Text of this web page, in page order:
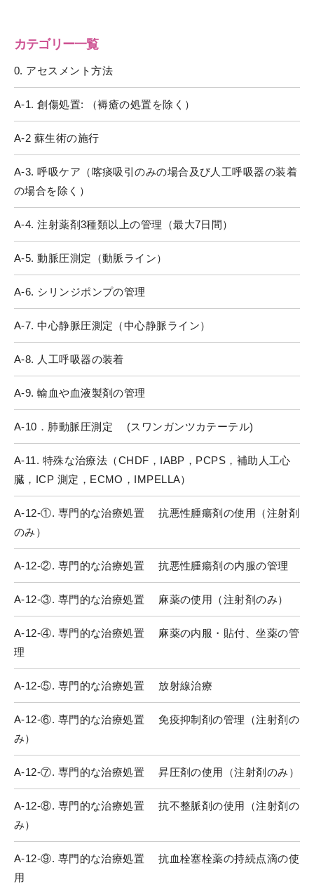
カテゴリー一覧
0. アセスメント方法
A-1. 創傷処置: （褥瘡の処置を除く）
A-2 蘇生術の施行
A-3. 呼吸ケア（喀痰吸引のみの場合及び人工呼吸器の装着
の場合を除く）
A-4. 注射薬剤3種類以上の管理（最大7日間）
A-5. 動脈圧測定（動脈ライン）
A-6. シリンジポンプの管理
A-7. 中心静脈圧測定（中心静脈ライン）
A-8. 人工呼吸器の装着
A-9. 輸血や血液製剤の管理
A-10．肺動脈圧測定 (スワンガンツカテーテル)
A-11. 特殊な治療法（CHDF，IABP，PCPS，補助人工心
臓，ICP 測定，ECMO，IMPELLA）
A-12-①. 専門的な治療処置 抗悪性腫瘍剤の使用（注射剤
のみ）
A-12-②. 専門的な治療処置 抗悪性腫瘍剤の内服の管理
A-12-③. 専門的な治療処置 麻薬の使用（注射剤のみ）
A-12-④. 専門的な治療処置 麻薬の内服・貼付、坐薬の管
理
A-12-⑤. 専門的な治療処置 放射線治療
A-12-⑥. 専門的な治療処置 免疫抑制剤の管理（注射剤の
み）
A-12-⑦. 専門的な治療処置 昇圧剤の使用（注射剤のみ）
A-12-⑧. 専門的な治療処置 抗不整脈剤の使用（注射剤の
み）
A-12-⑨. 専門的な治療処置 抗血栓塞栓薬の持続点滴の使
用